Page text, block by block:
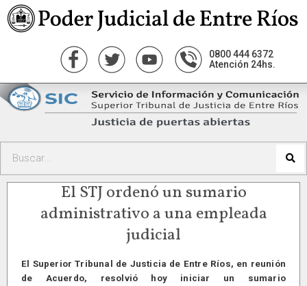
0800 444 6372
Atención 24hs.
El STJ ordenó un sumario
administrativo a una empleada
judicial
El Superior Tribunal de Justicia de Entre Ríos, en reunión
de Acuerdo, resolvió hoy iniciar un sumario